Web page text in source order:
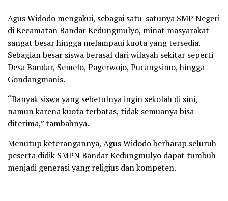
Agus Widodo mengakui, sebagai satu-satunya SMP Negeri
di Kecamatan Bandar Kedungmulyo, minat masyarakat
sangat besar hingga melampaui kuota yang tersedia.
Sebagian besar siswa berasal dari wilayah sekitar seperti
Desa Bandar, Semelo, Pagerwojo, Pucangsimo, hingga
Gondangmanis.
“Banyak siswa yang sebetulnya ingin sekolah di sini,
namun karena kuota terbatas, tidak semuanya bisa
diterima,” tambahnya.
Menutup keterangannya, Agus Widodo berharap seluruh
peserta didik SMPN Bandar Kedungmulyo dapat tumbuh
menjadi generasi yang religius dan kompeten.